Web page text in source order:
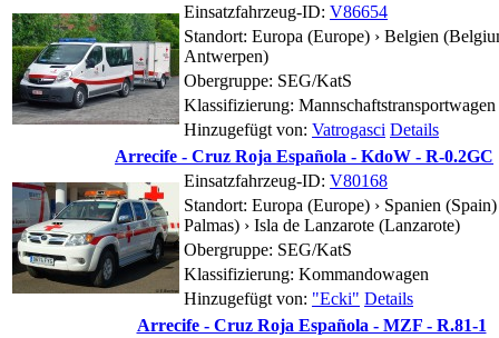
Einsatzfahrzeug-ID: V86654
Standort: Europa (Europe) › Belgien
Antwerpen)
Obergruppe: SEG/KatS
Klassifizierung: Mannschaftstransportwagen
Hinzugefügt von: Vatrogasci Details
Arrecife - Cruz Roja Española - KdoW - R-0.2GC
Einsatzfahrzeug-ID: V80168
Standort: Europa (Europe) › Spanien
Palmas) › Isla de Lanzarote (Lanzarote)
Obergruppe: SEG/KatS
Klassifizierung: Kommandowagen
Hinzugefügt von: "Ecki" Details
Arrecife - Cruz Roja Española - MZF - R.81-1